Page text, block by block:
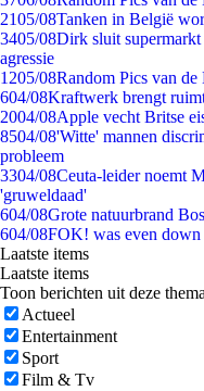
2105/08Tanken in België
3405/08Dirk sluit
agressie
1205/08Random Pics van de
604/08Kraftwerk brengt
2004/08Apple vecht Britse
8504/08'Witte' mannen
probleem
3304/08Ceuta-leider noemt
'gruweldaad'
604/08Grote natuurbrand
604/08FOK! was even down
Laatste items
Laatste items
Toon berichten uit deze
Actueel
Entertainment
Sport
Film & Tv